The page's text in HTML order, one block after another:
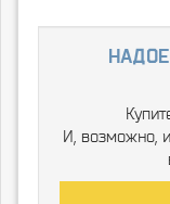
И, возможно,